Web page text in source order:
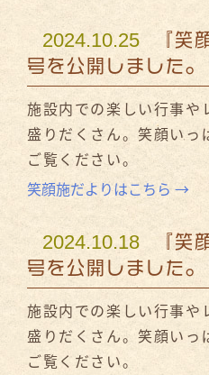
2024.10.25
『笑
号を公開しました。
施設内での楽しい行事や
盛りだくさん。笑顔いっ
ご覧ください。
笑顔施だよりはこちら →
2024.10.18
『笑
号を公開しました。
施設内での楽しい行事や
盛りだくさん。笑顔いっ
ご覧ください。